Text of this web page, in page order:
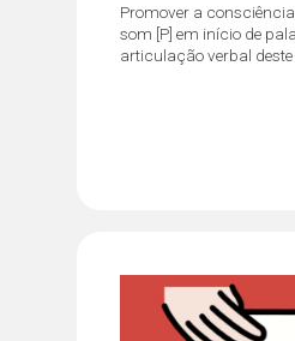
Promover a
som [P] em início de
articulação verbal deste